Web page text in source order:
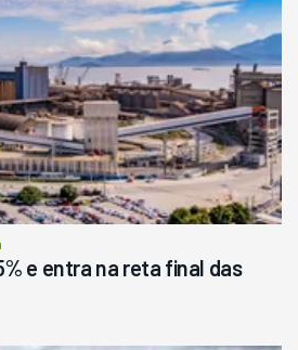
e entra na reta final das